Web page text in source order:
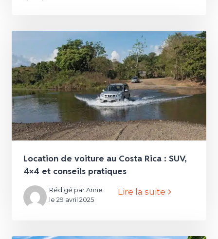
Location de voiture au Costa Rica : SUV,
4×4 et conseils pratiques
Rédigé par Anne
le 29 avril 2025
Lire la suite